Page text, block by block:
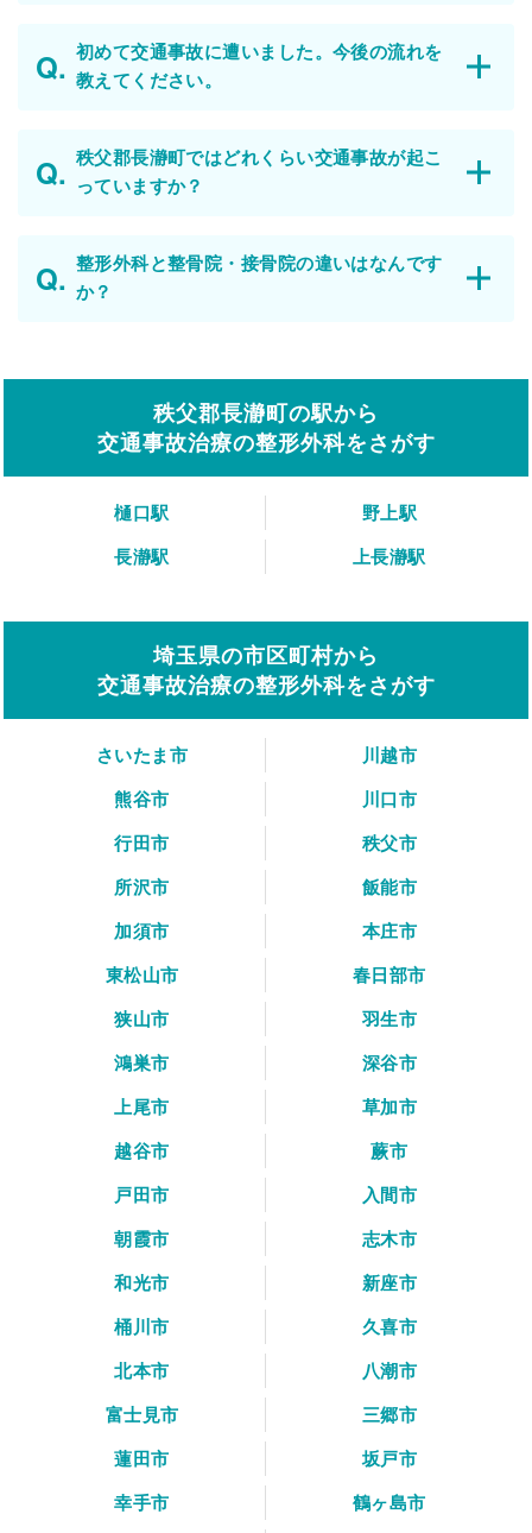
初めて交通事故に遭いました。今後の流れを
教えてください。
秩父郡長瀞町ではどれくらい交通事故が起こ
っていますか？
整形外科と整骨院・接骨院の違いはなんです
か？
秩父郡長瀞町の駅から
交通事故治療の整形外科をさがす
樋口駅
野上駅
長瀞駅
上長瀞駅
埼玉県の市区町村から
交通事故治療の整形外科をさがす
さいたま市
川越市
熊谷市
川口市
行田市
秩父市
所沢市
飯能市
加須市
本庄市
東松山市
春日部市
狭山市
羽生市
鴻巣市
深谷市
上尾市
草加市
越谷市
蕨市
戸田市
入間市
朝霞市
志木市
和光市
新座市
桶川市
久喜市
北本市
八潮市
富士見市
三郷市
蓮田市
坂戸市
幸手市
鶴ヶ島市